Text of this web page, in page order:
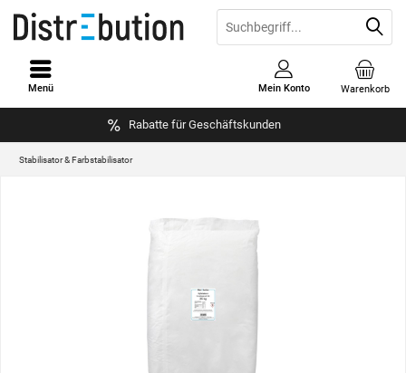
Rabatte für Geschäftskunden
Warenkorb
Mein Konto
Menü
Stabilisator & Farbstabilisator